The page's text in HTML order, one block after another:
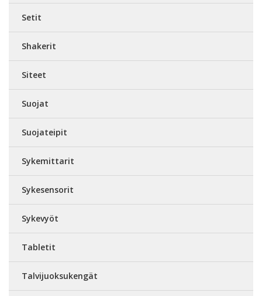
Setit
Shakerit
Siteet
Suojat
Suojateipit
Sykemittarit
Sykesensorit
Sykevyöt
Tabletit
Talvijuoksukengät